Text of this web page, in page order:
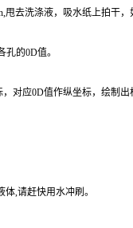
去洗涤液，吸水纸上拍干，
孔的0D值。
对应0D值作纵坐标，绘制
,请赶快用水冲刷。